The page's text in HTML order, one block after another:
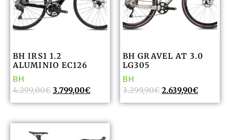
BH IRS1 1.2
ALUMINIO EC126
BH
4.299,00€ 3.799,00€
BH GRAVEL AT 3.0
LG305
BH
3.299,90€ 2.639,90€